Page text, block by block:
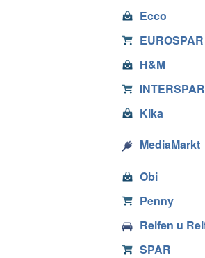
Ecco
EUROSPAR
H&M
INTERSPAR
Kika
MediaMarkt
Obi
Penny
Reifen u
SPAR